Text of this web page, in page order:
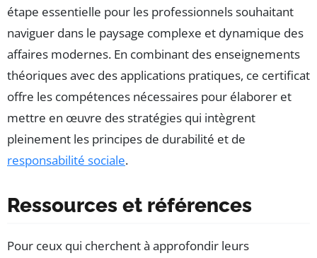
étape essentielle pour les professionnels souhaitant
naviguer dans le paysage complexe et dynamique des
affaires modernes. En combinant des enseignements
théoriques avec des applications pratiques, ce certificat
offre les compétences nécessaires pour élaborer et
mettre en œuvre des stratégies qui intègrent
pleinement les principes de durabilité et de
responsabilité sociale.
Ressources et références
Pour ceux qui cherchent à approfondir leurs